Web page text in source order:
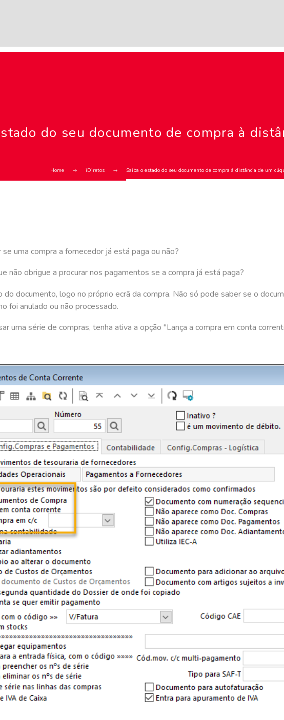
do seu documento de compra à
Home iDiretos Saiba o estado do seu documento de compra à distância de um
uma compra a fornecedor já está paga ou não?
não obrigue a procurar nos pagamentos se a compra já está paga?
documento, logo no próprio ecrã da compra. Não só pode saber se o
foi anulado ou não processado.
uma série de compras, tenha ativa a opção "Lança a compra em conta